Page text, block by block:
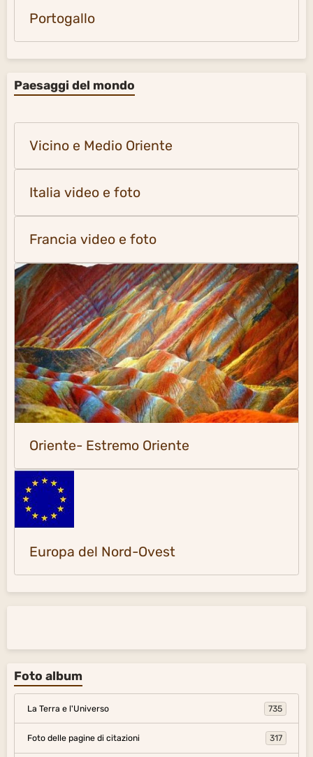
Portogallo
Paesaggi del mondo
Vicino e Medio Oriente
Italia video e foto
Francia video e foto
Oriente- Estremo Oriente
Europa del Nord-Ovest
Foto album
La Terra e l'Universo 735
Foto delle pagine di citazioni 317